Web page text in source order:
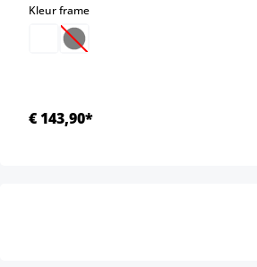
Kleur frameselect
(Deze optie is momenteel niet
€ 143,90*